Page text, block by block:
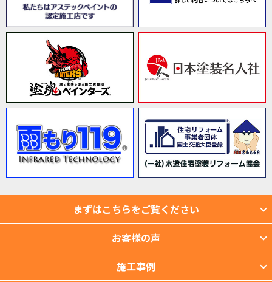
まずはこちらをご覧ください
お客様の声
施工事例